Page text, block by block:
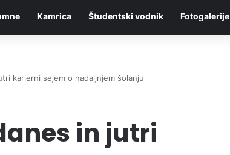
Kamrica Študentski vodnik Fotogalerije
karierni sejem o nadaljnjem šolanju
in jutri